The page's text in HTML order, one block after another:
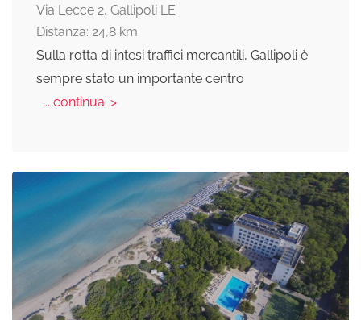
Via Lecce 2, Gallipoli LE
Distanza: 24,8 km
Sulla rotta di intesi traffici mercantili, Gallipoli è
sempre stato un importante centro
... continua: >